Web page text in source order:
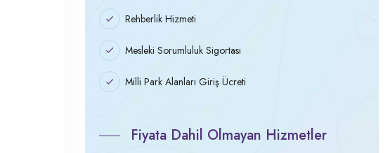
Rehberlik Hizmeti
Mesleki Sorumluluk Sigortası
Milli Park Alanları Giriş Ücreti
Fiyata Dahil Olmayan Hizmetler